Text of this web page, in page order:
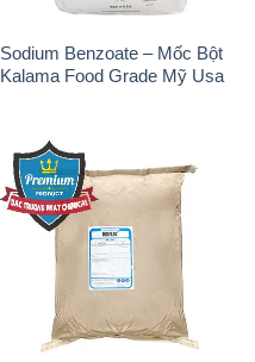
Sodium Benzoate – Mốc Bột
Kalama Food Grade Mỹ Usa